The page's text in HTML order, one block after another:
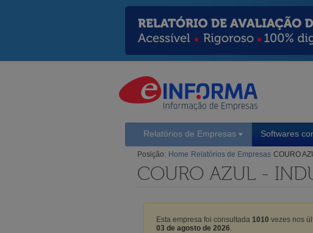
Relatórios de Empresas Softwares
Posição: Home Relatórios de Empresas COURO
COURO AZUL -
Esta empresa foi consultada 1010 vezes nos
03 de agosto de 2026